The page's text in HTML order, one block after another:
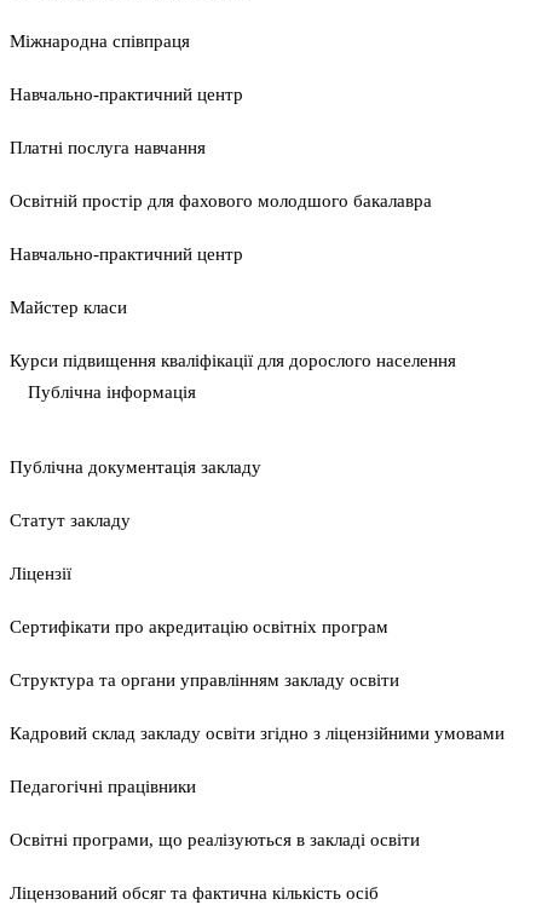
Міжнародна співпраця
Навчально-практичний центр
Платні послуга навчання
Освітній простір для фахового молодшого бакалавра
Навчально-практичний центр
Майстер класи
Курси підвищення кваліфікації для дорослого населення
Публічна інформація
Публічна документація закладу
Статут закладу
Ліцензії
Сертифікати про акредитацію освітніх програм
Структура та органи управлінням закладу освіти
Кадровий склад закладу освіти згідно з ліцензійними умовами
Педагогічні працівники
Освітні програми, що реалізуються в закладі освіти
Ліцензований обсяг та фактична кількість осіб